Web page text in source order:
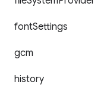
fontSettings
gcm
history